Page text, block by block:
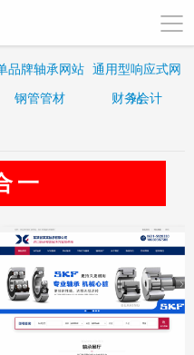
品牌轴承网站 通用型响应式网
站
钢管管材
财务会计
一